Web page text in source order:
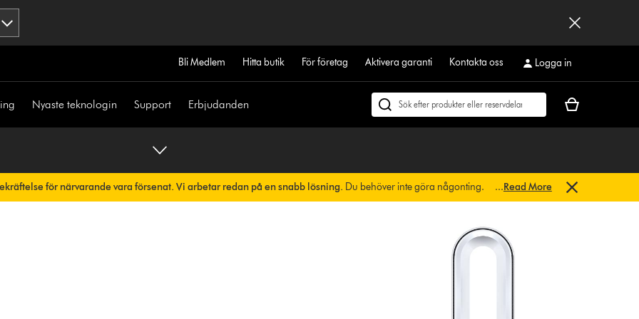
Bli Medlem Hitta butik För företag Aktivera garanti Kontakta oss Logga in
Nyaste teknologin Support Erbjudanden
Sök
Kundvagnen
för närvarande vara försenat. Vi arbetar redan på en snabb lösning. Du behöver inte göra någonting.
...Read More